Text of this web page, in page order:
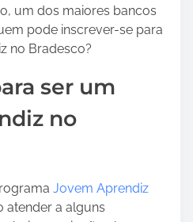
um dos maiores bancos
pode inscrever-se para
no Bradesco?
ser um
no
Jovem Aprendiz
atender a alguns